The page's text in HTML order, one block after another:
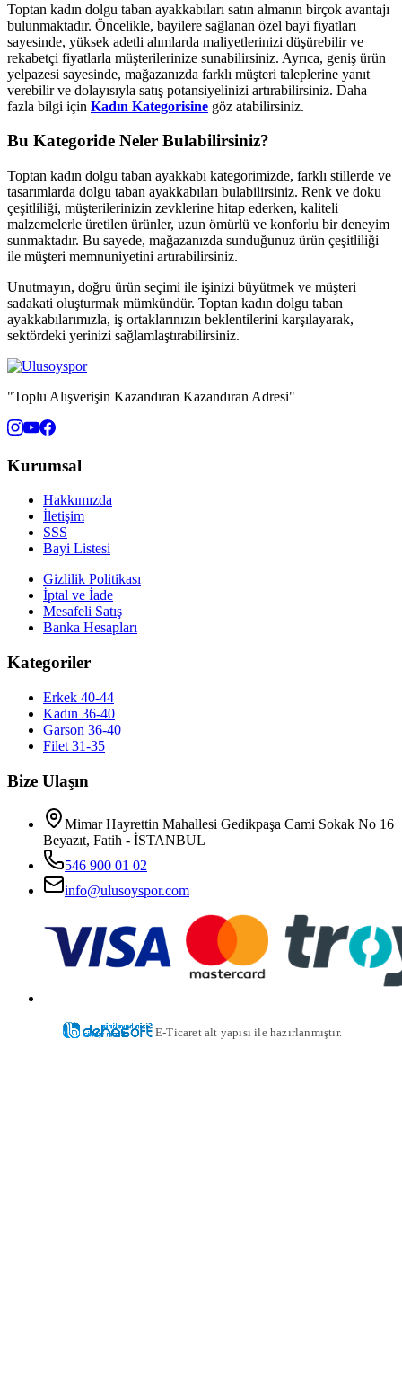
Toptan kadın dolgu taban ayakkabıları satın almanın birçok avantajı
bulunmaktadır. Öncelikle, bayilere sağlanan özel bayi fiyatları
sayesinde, yüksek adetli alımlarda maliyetlerinizi düşürebilir ve
rekabetçi fiyatlarla müşterilerinize sunabilirsiniz. Ayrıca, geniş ürün
yelpazesi sayesinde, mağazanızda farklı müşteri taleplerine yanıt
verebilir ve dolayısıyla satış potansiyelinizi artırabilirsiniz. Daha
fazla bilgi için Kadın Kategorisine göz atabilirsiniz.
Bu Kategoride Neler Bulabilirsiniz?
Toptan kadın dolgu taban ayakkabı kategorimizde, farklı stillerde ve
tasarımlarda dolgu taban ayakkabıları bulabilirsiniz. Renk ve doku
çeşitliliği, müşterilerinizin zevklerine hitap ederken, kaliteli
malzemelerle üretilen ürünler, uzun ömürlü ve konforlu bir deneyim
sunmaktadır. Bu sayede, mağazanızda sunduğunuz ürün çeşitliliği
ile müşteri memnuniyetini artırabilirsiniz.
Unutmayın, doğru ürün seçimi ile işinizi büyütmek ve müşteri
sadakati oluşturmak mümkündür. Toptan kadın dolgu taban
ayakkabılarımızla, iş ortaklarınızın beklentilerini karşılayarak,
sektördeki yerinizi sağlamlaştırabilirsiniz.
"Toplu Alışverişin Kazandıran Kazandıran Adresi"
Kurumsal
Hakkımızda
İletişim
SSS
Bayi Listesi
Gizlilik Politikası
İptal ve İade
Mesafeli Satış
Banka Hesapları
Kategoriler
Erkek 40-44
Kadın 36-40
Garson 36-40
Filet 31-35
Bize Ulaşın
Mimar Hayrettin Mahallesi Gedikpaşa Cami Sokak No 16
Beyazıt, Fatih - İSTANBUL
546 900 01 02
info@ulusoyspor.com
E-Ticaret alt yapısı ile hazırlanmıştır.